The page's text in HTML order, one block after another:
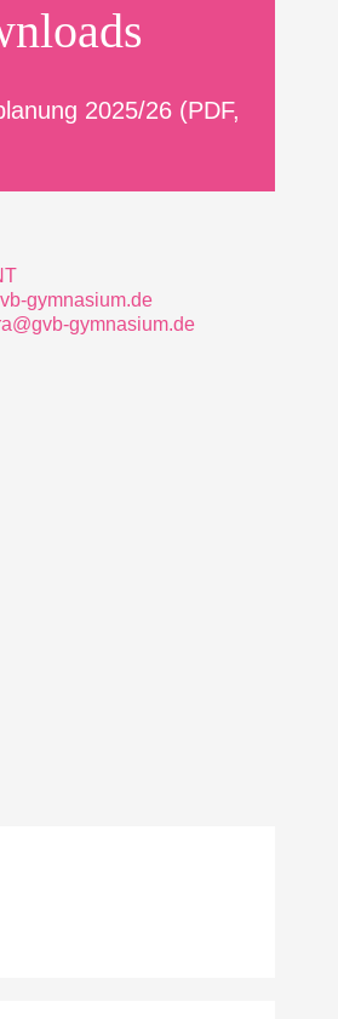
2025/26 (PDF,
gymnasium.de
gymnasium.de